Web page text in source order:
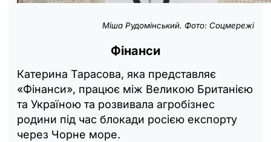
Міша Рудомінський. Фото: Соцмережі
Фінанси
Катерина Тарасова, яка представляє
«Фінанси», працює між Великою Британією
та Україною та розвивала агробізнес
родини під час блокади росією експорту
через Чорне море.